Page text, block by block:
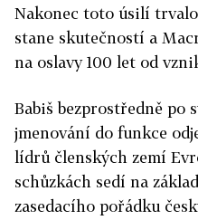
Nakonec toto úsilí
stane skutečností a
na oslavy 100 let od
Babiš bezprostředně po
jmenování do funkce
lídrů členských zemí
schůzkách sedí na
zasedacího pořádku